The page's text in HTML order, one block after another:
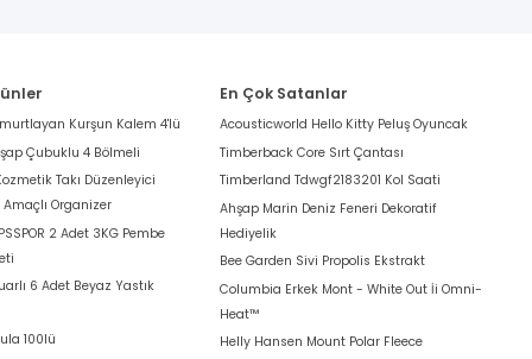
Kurşun Kalem 4'lü
Çubuklu 4 Bölmeli
Takı Düzenleyici
Organizer
2 Adet 3KG Pembe
6 Adet Beyaz Yastık
100lü
En Çok Satanlar
Acousticworld Hello Kitty Peluş Oyuncak
Timberback Core Sırt Çantası
Timberland Tdwgf2183201 Kol Saati
Ahşap Marin Deniz Feneri Dekoratif
Hediyelik
Bee Garden Sivi Propolis Ekstrakt
Columbia Erkek Mont - White Out İi Omni-
Heat™
Helly Hansen Mount Polar Fleece